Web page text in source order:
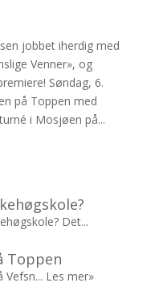
jobbet iherdig med
Venner», og
Søndag, 6.
på Toppen med
i Mosjøen på...
Det...
Toppen
Les mer»